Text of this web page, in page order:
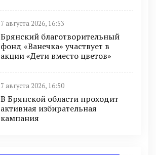
7 августа 2026, 16:53
Брянский благотворительный
фонд «Ванечка» участвует в
акции «Дети вместо цветов»
7 августа 2026, 16:50
В Брянской области проходит
активная избирательная
кампания